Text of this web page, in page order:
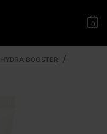
0
BOOSTER